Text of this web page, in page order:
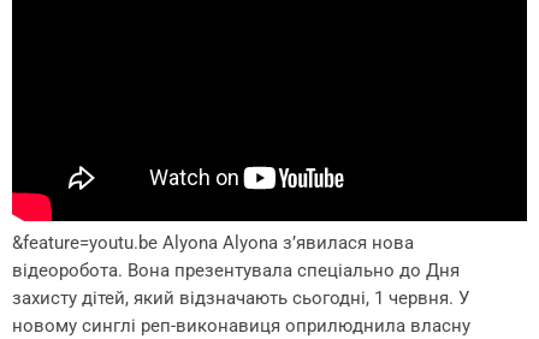
&feature=youtu.be Alyona Alyona з’явилася нова
відеоробота. Вона презентувала спеціально до Дня
захисту дітей, який відзначають сьогодні, 1 червня. У
новому синглі реп-виконавиця оприлюднила власну